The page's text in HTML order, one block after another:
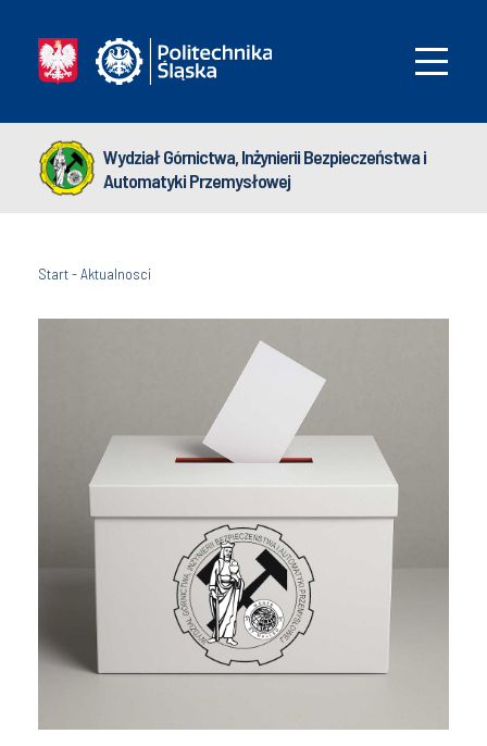
Wydział Górnictwa, Inżynierii Bezpieczeństwa i
Automatyki Przemysłowej
Start-Aktualnosci